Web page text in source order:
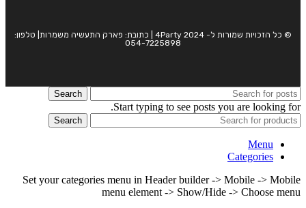
© כל הזכויות שמורות ל- 4Party 2024 | כתובת: פארק התעשיה משמרות| טלפון:
054-7225898
Search
Start typing to see posts you are looking for.
Search
Menu
Categories
Set your categories menu in Header builder -> Mobile -> Mobile
menu element -> Show/Hide -> Choose menu